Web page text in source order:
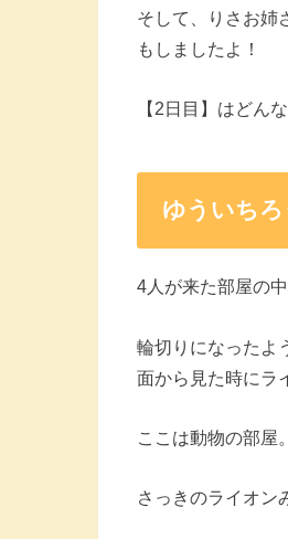
そして、りさお姉
もしましたよ！
【2日目】はどん
ゆういち
4人が来た部屋の
輪切りになったよ
面から見た時にラ
ここは動物の部屋。
さっきのライオン